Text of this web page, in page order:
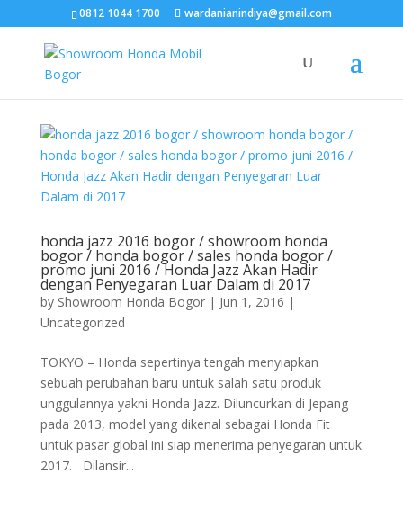
0812 1044 1700 wardanianindiya@gmail.com
honda jazz 2016 bogor / showroom honda
bogor / honda bogor / sales honda bogor /
promo juni 2016 / Honda Jazz Akan Hadir
dengan Penyegaran Luar Dalam di 2017
by Showroom Honda Bogor| Jun 1, 2016 |
Uncategorized
TOKYO – Honda sepertinya tengah menyiapkan
sebuah perubahan baru untuk salah satu produk
unggulannya yakni Honda Jazz. Diluncurkan di Jepang
pada 2013, model yang dikenal sebagai Honda Fit
untuk pasar global ini siap menerima penyegaran untuk
2017. Dilansir...